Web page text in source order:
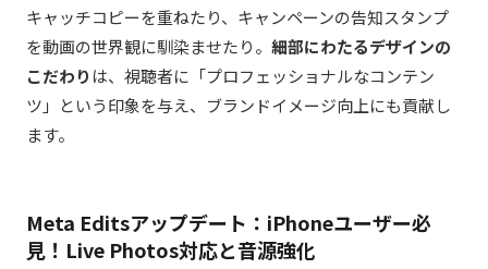
キャッチコピーを重ねたり、キャンペーンの告知スタンプ
を動画の世界観に馴染ませたり。 細部にわたるデザインの
こだわり は、視聴者に「プロフェッショナルなコンテン
ツ」という印象を与え、ブランドイメージ向上にも貢献し
ます。
Meta Editsアップデート：iPhoneユーザー必
見！Live Photos対応と音源強化